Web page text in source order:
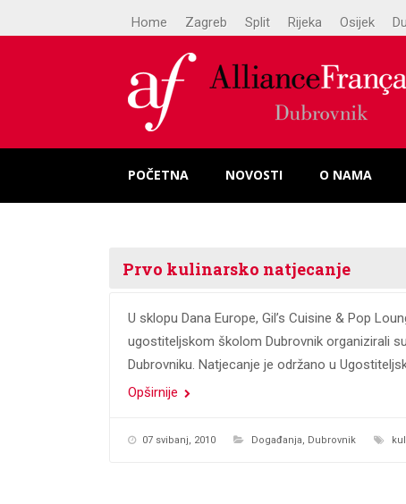
Home Zagreb Split Rijeka Osijek
POČETNA NOVOSTI O NAMA
Prvo kulinarsko natjecanje
U sklopu Dana Europe, Gil’s Cuisine & Pop
ugostiteljskom školom Dubrovnik organizirali
Dubrovniku. Natjecanje je održano u
Opširnije
07 svibanj, 2010 Događanja, Dubrovnik